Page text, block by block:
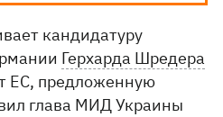
кандидатуру
Герхарда Шредера
ЕС, предложенную
глава МИД Украины